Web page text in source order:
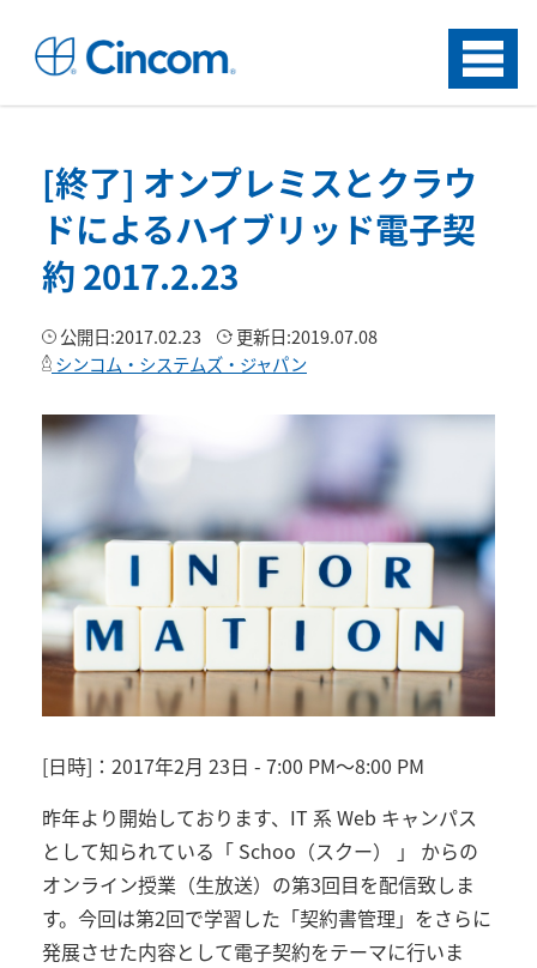
Menu
[終了] オンプレミスとクラウ
ドによるハイブリッド電子契
約 2017.2.23
公開日:2017.02.23 更新日:2019.07.08
シンコム・システムズ・ジャパン
[日時]： 2017年2月 23日 - 7:00 PM～8:00 PM
昨年より開始しております、IT 系 Web キャンパス
として知られている「 Schoo（スクー） 」 からの
オンライン授業（生放送）の第3回目を配信致しま
す。今回は第2回で学習した「契約書管理」をさらに
発展させた内容として電子契約をテーマに行いま